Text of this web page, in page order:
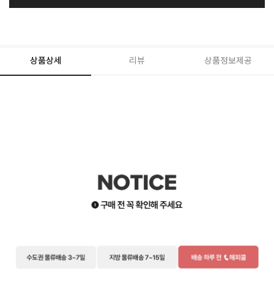
상품상세 리뷰 상품정보제공